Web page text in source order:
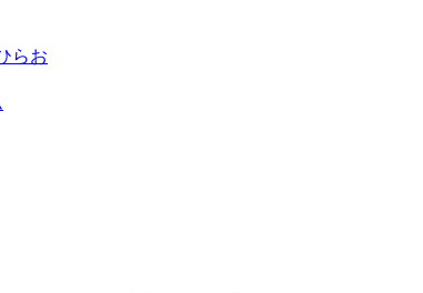
らお